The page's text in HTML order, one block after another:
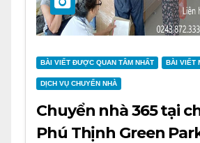
BÀI VIẾT ĐƯỢC QUAN TÂM NHẤT BÀI VIẾT
DỊCH VỤ CHUYỂN NHÀ
Chuyển nhà 365 tại
Phú Thịnh Green